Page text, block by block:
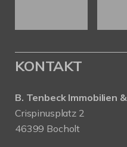
KONTAKT
B. Tenbeck Immobilien
Crispinusplatz 2
46399 Bocholt